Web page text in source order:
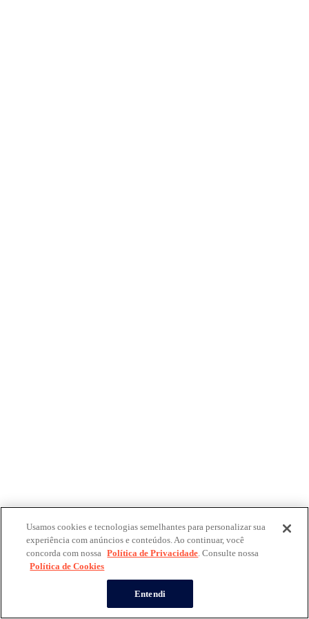
Usamos cookies e tecnologias semelhantes para personalizar sua
experiência com anúncios e conteúdos. Ao continuar, você
concorda com nossa Política de Privacidade. Consulte nossa
Política de Cookies
Entendi